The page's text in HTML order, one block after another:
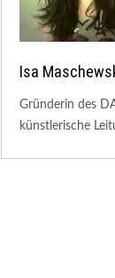
Isa
Gründerin des
künstlerische